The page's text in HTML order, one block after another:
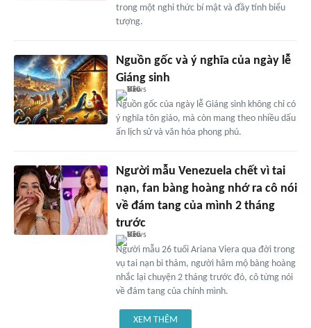
trong một nghi thức bí mật và đầy tính biểu
tượng.
Nguồn gốc và ý nghĩa của ngày lễ
Giáng sinh
Nguồn gốc của ngày lễ Giáng sinh không chỉ có
ý nghĩa tôn giáo, mà còn mang theo nhiều dấu
ấn lịch sử và văn hóa phong phú.
Người mẫu Venezuela chết vì tai
nạn, fan bàng hoàng nhớ ra cô nói
về đám tang của mình 2 tháng
trước
Người mẫu 26 tuổi Ariana Viera qua đời trong
vụ tai nạn bi thảm, người hâm mộ bàng hoàng
nhắc lại chuyện 2 tháng trước đó, cô từng nói
về đám tang của chính mình.
XEM THÊM